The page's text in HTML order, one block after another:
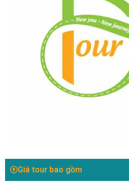
Giá tour bao gồm